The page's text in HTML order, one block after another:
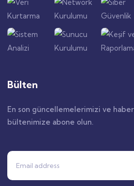
Bülten
En son güncellemelerimizi ve
bültenimize abone olun.